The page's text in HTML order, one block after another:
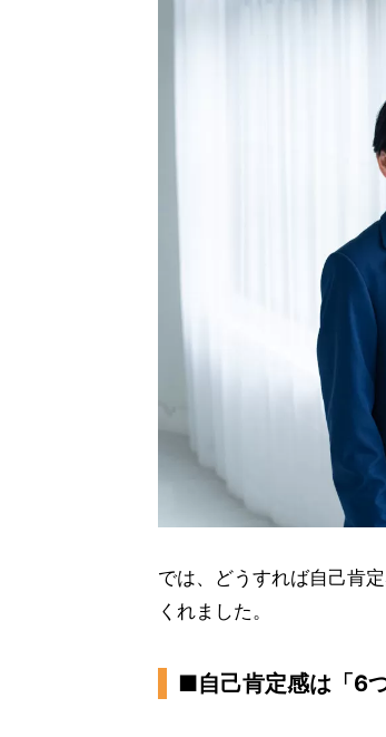
では、どうすれば自己肯
くれました。
■自己肯定感は「6